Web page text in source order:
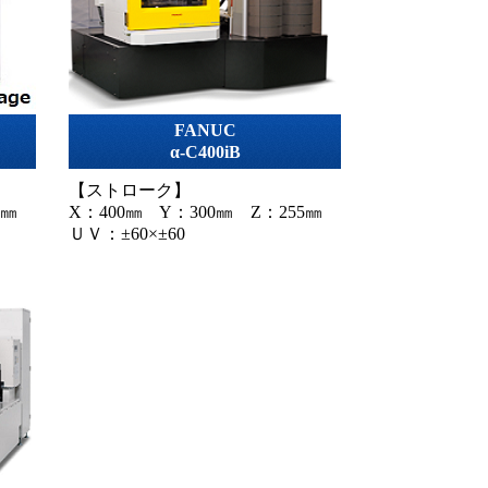
FANUC
α-C400iB
【ストローク】
X：400㎜ Y：300㎜ Z：255㎜
ＵＶ：±60×±60